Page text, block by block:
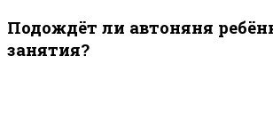
Подождёт ли автоняня
занятия?